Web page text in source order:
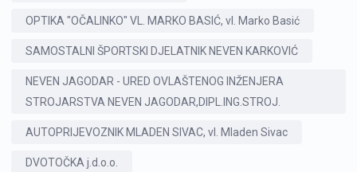
OPTIKA "OČALINKO" VL. MARKO BASIĆ, vl. Marko Basić
SAMOSTALNI ŠPORTSKI DJELATNIK NEVEN KARKOVIĆ
NEVEN JAGODAR - URED OVLAŠTENOG INŽENJERA
STROJARSTVA NEVEN JAGODAR,DIPL.ING.STROJ.
AUTOPRIJEVOZNIK MLADEN SIVAC, vl. Mladen Sivac
DVOTOČKA j.d.o.o.